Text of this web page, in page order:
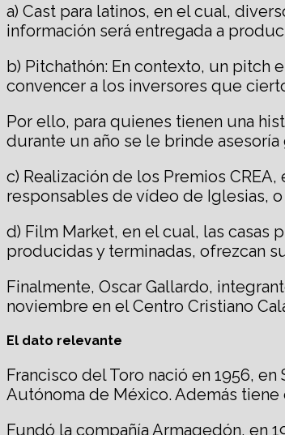
a) Cast para latinos, en el cual,
información será entregada a
b) Pitchathón: En contexto, un pitch
convencer a los inversores que
Por ello, para quienes tienen una
durante un año se le brinde
c) Realización de los Premios
responsables de vídeo de Iglesias,
d) Film Market, en el cual, las
producidas y terminadas, ofrezcan
Finalmente, Oscar Gallardo,
noviembre en el Centro Cristiano
El dato relevante
Francisco del Toro nació en 1956,
Autónoma de México. Además
Fundó la compañía Armagedón, en